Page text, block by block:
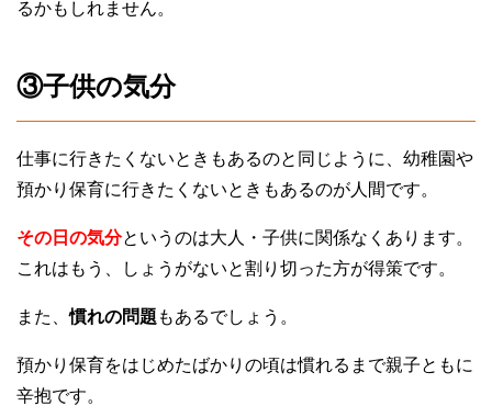
るかもしれません。
③子供の気分
仕事に行きたくないときもあるのと同じように、幼稚園や
預かり保育に行きたくないときもあるのが人間です。
その日の気分というのは大人・子供に関係なくあります。
これはもう、しょうがないと割り切った方が得策です。
また、慣れの問題 もあるでしょう。
預かり保育をはじめたばかりの頃は慣れるまで親子ともに
辛抱です。